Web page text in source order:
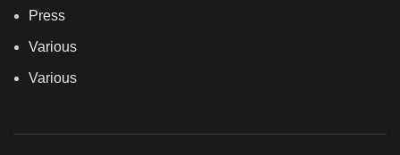
Press
Various
Various